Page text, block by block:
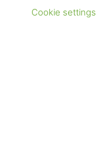
Cookie settings